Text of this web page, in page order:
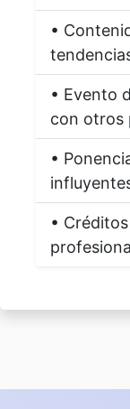
•
• Evento
con otros
•
•